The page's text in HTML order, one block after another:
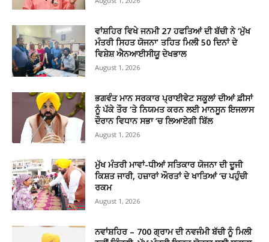
ਵਾਂਸ਼ਹਿਰ ਵਿਖੇ ਜਨਮੀ 27 ਹਫਤਿਆਂ ਦੀ ਬੱਚੀ ਨੇ ‘ਮੁੱਖ
ਮੰਤਰੀ ਸਿਹਤ ਯੋਜਨਾ’ ਤਹਿਤ ਮਿਲੀ 50 ਦਿਨਾਂ ਦੇ
ਵਿਸ਼ੇਸ਼ ਐਨਆਈਸੀਯੂ ਦੇਖਭਾਲ
August 1, 2026
ਭਗਵੰਤ ਮਾਨ ਸਰਕਾਰ ਪ੍ਰਾਈਵੇਟ ਸਕੂਲਾਂ ਦੀਆਂ ਫ਼ੀਸਾਂ
ਨੂੰ ਪੱਕੇ ਤੌਰ ‘ਤੇ ਨਿਯਮਤ ਕਰਨ ਲਈ ਮਾਨਸੂਨ ਇਜਲਾਸ
ਦੌਰਾਨ ਵਿਧਾਨ ਸਭਾ ‘ਚ ਲਿਆਏਗੀ ਬਿੱਲ
August 1, 2026
ਮੁੱਖ ਮੰਤਰੀ ਮਾਵਾਂ-ਧੀਆਂ ਸਤਿਕਾਰ ਯੋਜਨਾ ਦੀ ਦੂਜੀ
ਕਿਸ਼ਤ ਜਾਰੀ, ਹਜ਼ਾਰਾਂ ਔਰਤਾਂ ਦੇ ਖਾਤਿਆਂ ‘ਚ ਪਹੁੰਚੀ
ਰਕਮ
August 1, 2026
ਨਵਾਂਸ਼ਹਿਰ – 700 ਗ੍ਰਾਮ ਦੀ ਨਵਜੰਮੀ ਬੱਚੀ ਨੂੰ ਮਿਲੀ